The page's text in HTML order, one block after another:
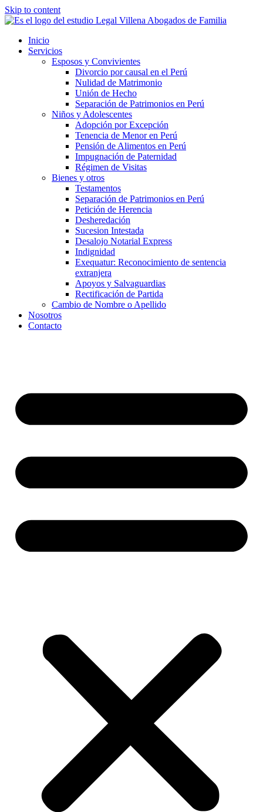
Skip to content
Inicio
Servicios
Esposos y Convivientes
Divorcio por causal en el Perú
Nulidad de Matrimonio
Unión de Hecho
Separación de Patrimonios en Perú
Niños y Adolescentes
Adopción por Excepción
Tenencia de Menor en Perú
Pensión de Alimentos en Perú
Impugnación de Paternidad
Régimen de Visitas
Bienes y otros
Testamentos
Separación de Patrimonios en Perú
Petición de Herencia
Desheredación
Sucesion Intestada
Desalojo Notarial Express
Indignidad
Exequatur: Reconocimiento de sentencia
extranjera
Apoyos y Salvaguardias
Rectificación de Partida
Cambio de Nombre o Apellido
Nosotros
Contacto